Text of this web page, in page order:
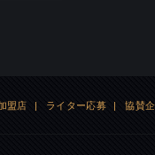
盟店 | ライター応募 | 協賛